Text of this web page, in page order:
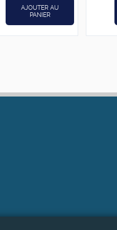
AJOUTER AU
PANIER